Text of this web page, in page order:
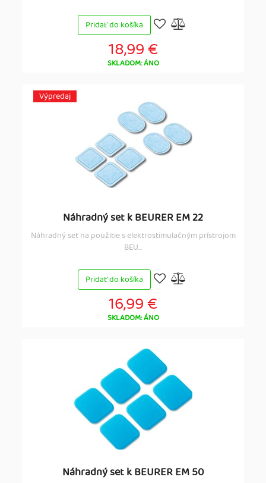
Pridať do košíka
18,99 €
SKLADOM: ÁNO
Výpredaj
Náhradný set k BEURER EM 22
Náhradný set na použitie s elektrostimulačným prístrojom
BEU...
Pridať do košíka
16,99 €
SKLADOM: ÁNO
Náhradný set k BEURER EM 50